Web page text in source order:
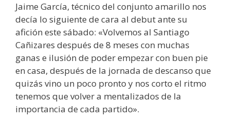
Jaime García, técnico del conjunto amarillo nos
decía lo siguiente de cara al debut ante su
afición este sábado: «Volvemos al Santiago
Cañizares después de 8 meses con muchas
ganas e ilusión de poder empezar con buen pie
en casa, después de la jornada de descanso que
quizás vino un poco pronto y nos corto el ritmo
tenemos que volver a mentalizados de la
importancia de cada partido».